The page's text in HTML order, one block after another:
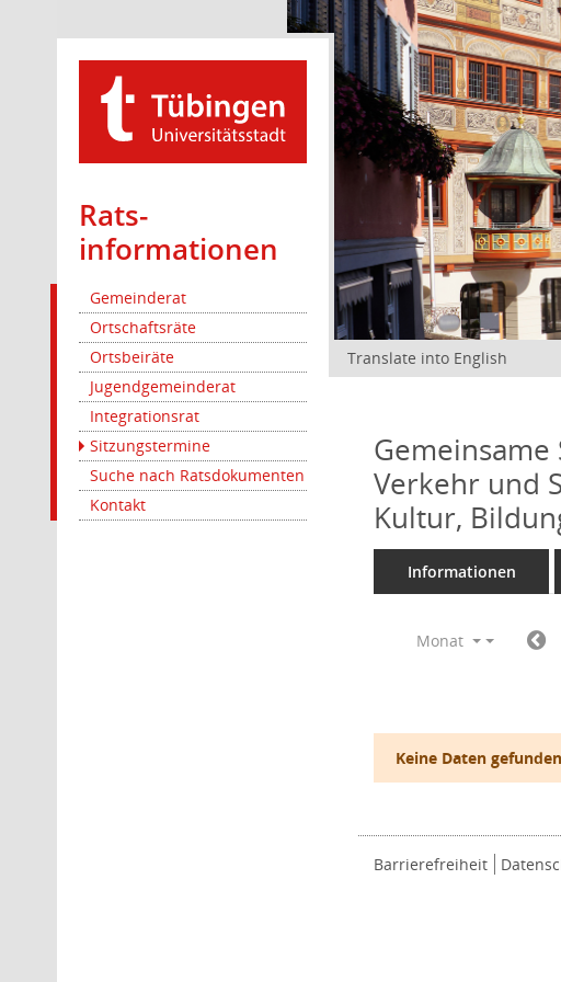
Rats­
informationen
Gemeinderat
Ortschaftsräte
Ortsbeiräte
Jugendgemeinderat
Integrationsrat
Sitzungstermine
Suche nach Ratsdokumenten
Kontakt
Translate into English
Gemeinsame
Verkehr und
Kultur,
Informationen
Monat
Keine Daten
Barrierefreiheit